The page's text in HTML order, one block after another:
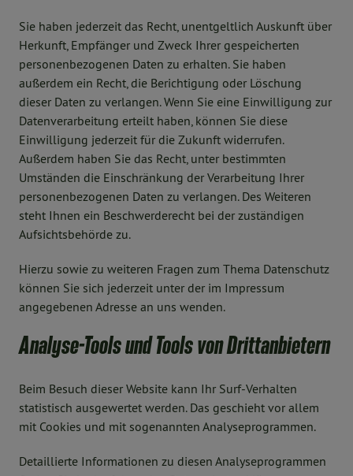
Sie haben jederzeit das Recht, unentgeltlich Auskunft über
Herkunft, Empfänger und Zweck Ihrer gespeicherten
personenbezogenen Daten zu erhalten. Sie haben
außerdem ein Recht, die Berichtigung oder Löschung
dieser Daten zu verlangen. Wenn Sie eine Einwilligung zur
Datenverarbeitung erteilt haben, können Sie diese
Einwilligung jederzeit für die Zukunft widerrufen.
Außerdem haben Sie das Recht, unter bestimmten
Umständen die Einschränkung der Verarbeitung Ihrer
personenbezogenen Daten zu verlangen. Des Weiteren
steht Ihnen ein Beschwerderecht bei der zuständigen
Aufsichtsbehörde zu.
Hierzu sowie zu weiteren Fragen zum Thema Datenschutz
können Sie sich jederzeit unter der im Impressum
angegebenen Adresse an uns wenden.
Analyse-Tools und Tools von Drittanbietern
Beim Besuch dieser Website kann Ihr Surf-Verhalten
statistisch ausgewertet werden. Das geschieht vor allem
mit Cookies und mit sogenannten Analyseprogrammen.
Detaillierte Informationen zu diesen Analyseprogrammen